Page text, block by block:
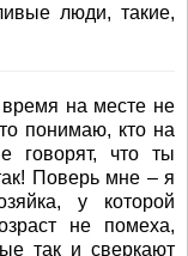
люди, такие,
на месте не
понимаю, кто на
говорят, что ты
Поверь мне – я
у которой
не помеха,
так и сверкают